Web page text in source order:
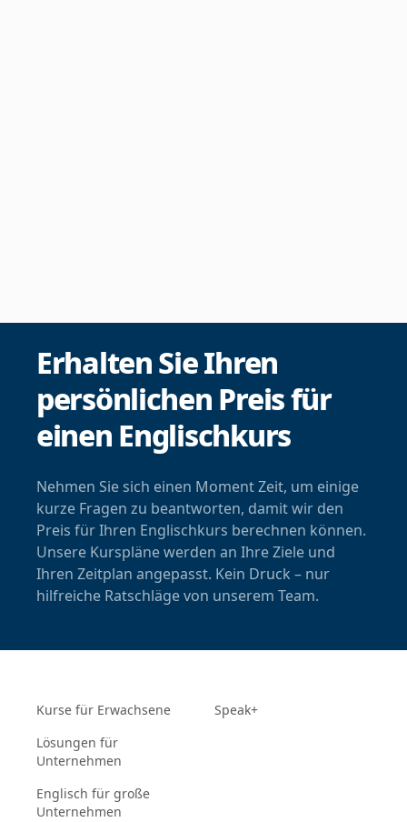
Erhalten Sie Ihren
persönlichen Preis für
einen Englischkurs
Nehmen Sie sich einen Moment Zeit, um einige
kurze Fragen zu beantworten, damit wir den
Preis für Ihren Englischkurs berechnen können.
Unsere Kurspläne werden an Ihre Ziele und
Ihren Zeitplan angepasst. Kein Druck – nur
hilfreiche Ratschläge von unserem Team.
Kurse für Erwachsene
Lösungen für
Unternehmen
Englisch für große
Unternehmen
Speak+